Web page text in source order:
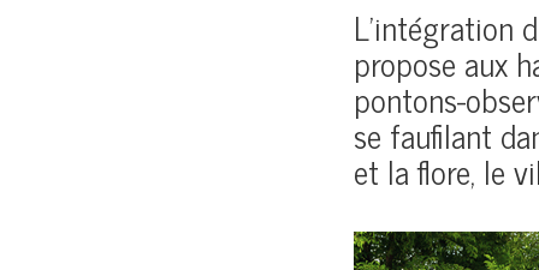
L’intégration
propose aux
pontons-
se faufilant
et la flore, le